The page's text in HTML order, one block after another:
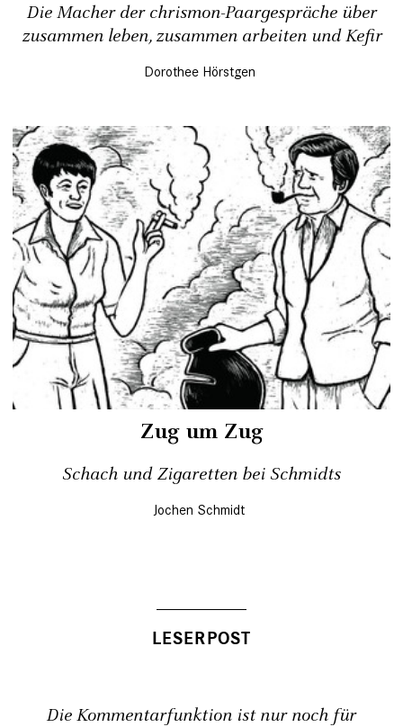
Die Macher der chrismon-Paargespräche über
zusammen leben, zusammen arbeiten und Kefir
Dorothee Hörstgen
Zug um Zug
Schach und Zigaretten bei Schmidts
Jochen Schmidt
Die Kommentarfunktion ist nur noch für